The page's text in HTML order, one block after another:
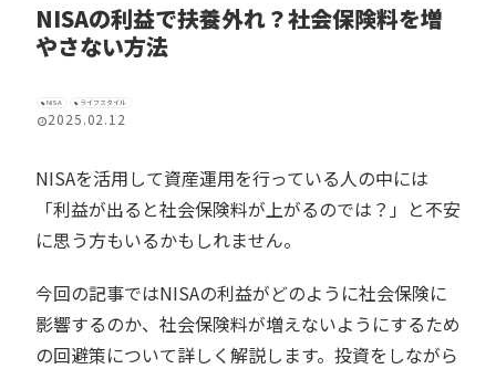
NISAの利益で扶養外れ？社会保険料を増
やさない方法
NISA ライフスタイル
2025.02.12
NISAを活用して資産運用を行っている人の中には
「利益が出ると社会保険料が上がるのでは？」と不安
に思う方もいるかもしれません。
今回の記事ではNISAの利益がどのように社会保険に
影響するのか、社会保険料が増えないようにするため
の回避策について詳しく解説します。投資をしながら